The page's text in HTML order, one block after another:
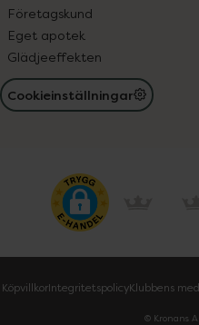
Företagskund
Eget apotek
Glädjeeffekten
Cookieinställningar
KöpvillkorIntegritetspolicyKlubbens
© Kronans